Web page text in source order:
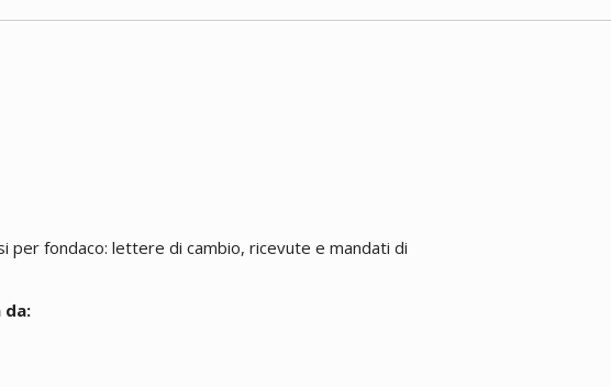
per fondaco: lettere di cambio, ricevute e mandati di
da: